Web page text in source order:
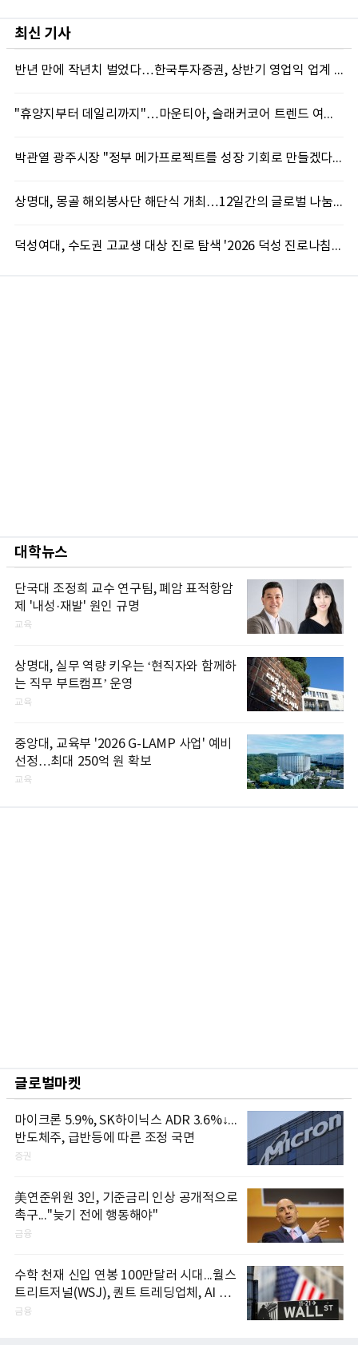
최신 기사
반년 만에 작년치 벌었다…한국투자증권, 상반기 영업익 업계 첫 2조 돌파
"휴양지부터 데일리까지"…마운티아, 슬래커코어 트렌드 여름 신제품 선봬
박관열 광주시장 "정부 메가프로젝트를 성장 기회로 만들겠다"…첫 시정토론회 개최
상명대, 몽골 해외봉사단 해단식 개최…12일간의 글로벌 나눔 성료
덕성여대, 수도권 고교생 대상 진로 탐색 '2026 덕성 진로나침판' 개최
대학뉴스
단국대 조정희 교수 연구팀, 폐암 표적항암
제 '내성·재발' 원인 규명
교육
상명대, 실무 역량 키우는 ‘현직자와 함께하
는 직무 부트캠프’ 운영
교육
중앙대, 교육부 '2026 G-LAMP 사업' 예비
선정…최대 250억 원 확보
교육
글로벌마켓
마이크론 5.9%, SK하이닉스 ADR 3.6%↓...
반도체주, 급반등에 따른 조정 국면
증권
美연준위원 3인, 기준금리 인상 공개적으로
촉구..."늦기 전에 행동해야"
금융
수학 천재 신입 연봉 100만달러 시대...월스
트리트저널(WSJ), 퀀트 트레딩업체, AI 기
업들 인재 확보 경쟁
금융